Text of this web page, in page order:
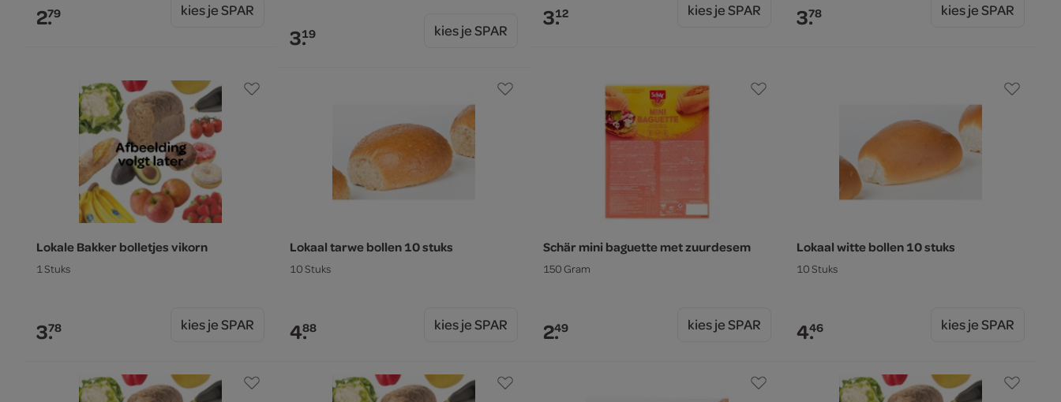
2.79 kies je SPAR
3.19 kies je SPAR 3.12 kies je SPAR 3.78 kies je SPAR
Lokale Bakker bolletjes vikorn
1 Stuks
3.78 kies je SPAR
Lokaal tarwe bollen 10 stuks
10 Stuks
4.88 kies je SPAR
Schär mini baguette met zuurdesem
150 Gram
2.49 kies je SPAR
Lokaal witte bollen 10 stuks
10 Stuks
4.46 kies je SPAR